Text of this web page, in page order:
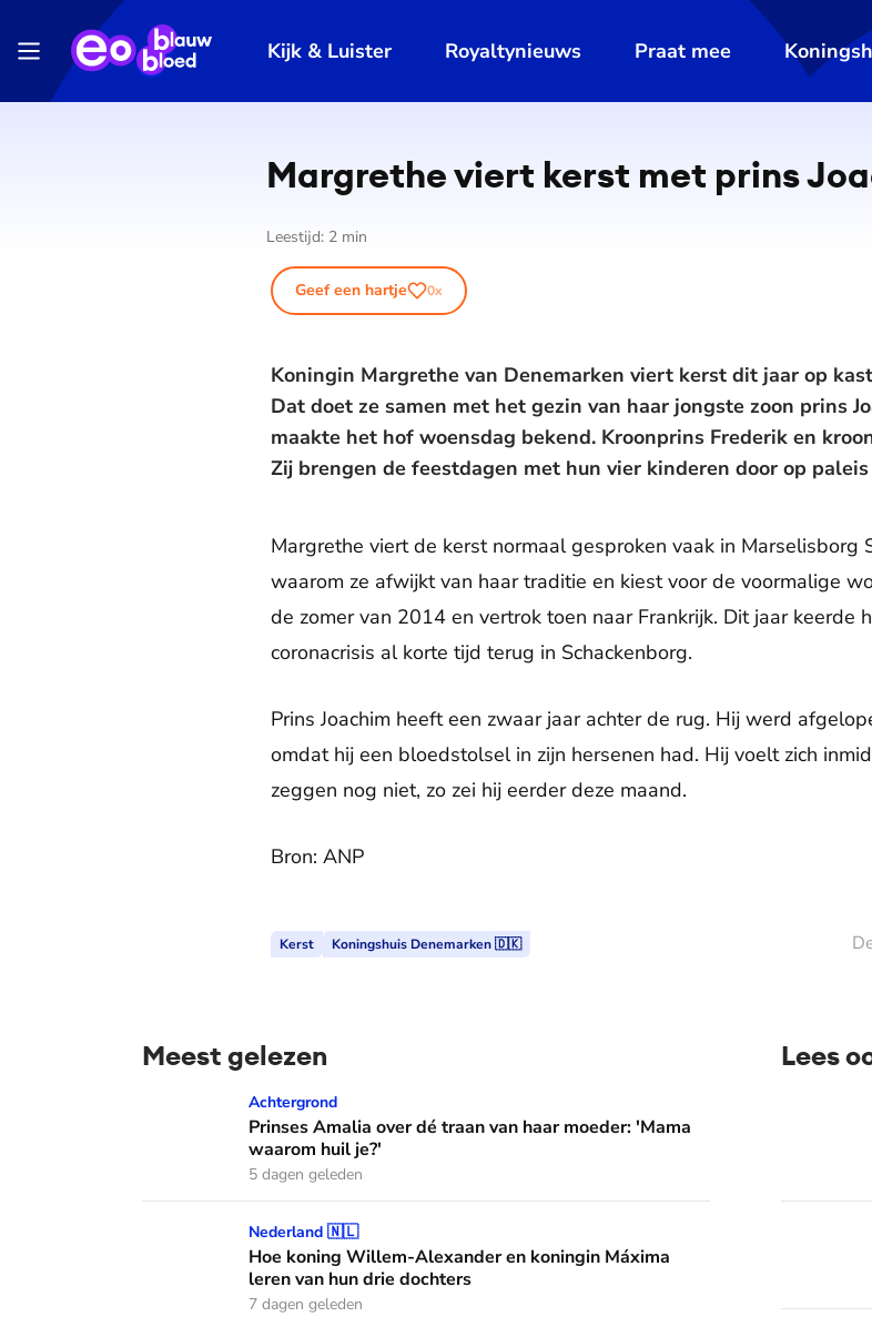
Kijk & Luister Royaltynieuws Praat mee
Margrethe viert kerst met prins
Leestijd: 2 min
Geef een hartje 0x
Koningin Margrethe van Denemarken viert kerst dit jaar op
Dat doet ze samen met het gezin van haar jongste zoon prins
maakte het hof woensdag bekend. Kroonprins Frederik en
Zij brengen de feestdagen met hun vier kinderen door op
Margrethe viert de kerst normaal gesproken vaak in
waarom ze afwijkt van haar traditie en kiest voor de voormalige
de zomer van 2014 en vertrok toen naar Frankrijk. Dit jaar keerde
coronacrisis al korte tijd terug in Schackenborg.
Prins Joachim heeft een zwaar jaar achter de rug. Hij werd
omdat hij een bloedstolsel in zijn hersenen had. Hij voelt zich
zeggen nog niet, zo zei hij eerder deze maand.
Bron: ANP
Kerst Koningshuis Denemarken 🇩🇰
Meest gelezen
Prinses Amalia over dé traan van haar moeder: 'Mama waarom huil je?'
Achtergrond
Prinses Amalia over dé traan van haar moeder: 'Mama
waarom huil je?'
5 dagen geleden
Hoe koning Willem-Alexander en koningin Máxima leren van hun drie dochters
Nederland 🇳🇱
Hoe koning Willem-Alexander en koningin Máxima
leren van hun drie dochters
7 dagen geleden
Lees
Wist je
Déze